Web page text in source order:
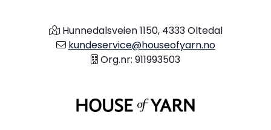
Hunnedalsveien 1150, 4333 Oltedal
kundeservice@houseofyarn.no
Org.nr: 911993503